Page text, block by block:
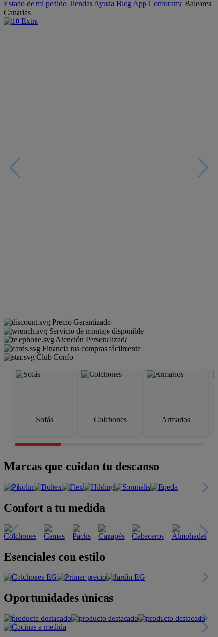
Estado de mi pedido Tiendas Ayuda Blog App Conforama Baleares
Canarias
Precio Garantizado
Servicio de montaje disponible
Atención Personalizada
Financia tus compras fácilmente
Club Confo
Sofás Colchones Armarios
Marcas que cuidan tu descanso
Confort a tu medida
Esenciales con estilo
Oportunidades únicas